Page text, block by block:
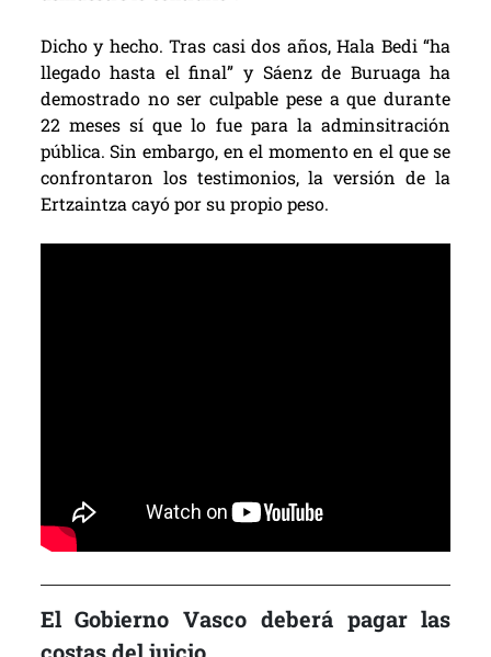
Dicho y hecho. Tras casi dos años, Hala Bedi “ha
llegado hasta el final” y Sáenz de Buruaga ha
demostrado no ser culpable pese a que durante
22 meses sí que lo fue para la adminsitración
pública. Sin embargo, en el momento en el que se
confrontaron los testimonios, la versión de la
Ertzaintza cayó por su propio peso.
El Gobierno Vasco deberá pagar las
costas del juicio